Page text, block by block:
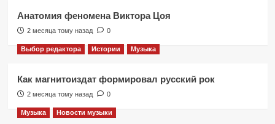
Анатомия феномена Виктора Цоя
2 месяца тому назад 0
Выбор редактора Истории Музыка
Как магнитоиздат формировал русский рок
2 месяца тому назад 0
Музыка Новости музыки